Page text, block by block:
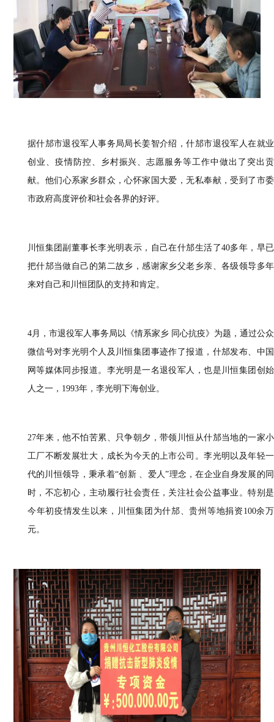
据什邡市退役军人事务局局长姜智介绍，什邡市退役军人在就业
创业、疫情防控、乡村振兴、志愿服务等工作中做出 了突出 贡
献。 他们 心系家乡群众，心怀家国大爱，无私奉献，受到 了 市委
市政府高度评价和社会各界的好评。
川恒集团副董事长李光明表示，自己在什邡生活了40多年，早已
把什邡当做自己的第二故乡，感谢家乡父老乡亲、各级领导多年
来对自己和川恒团队的支持和肯定。
4月，市退役军人事务局以《情系家乡 同心抗疫》为题，通过公众
微信号对李光明个人及川恒集团事迹作了报道 ，什邡发布、中国
网等媒体 同步报道。 李光明是一名退役军人，也是 川恒集团创始
人之一， 1993年， 李光明下海创业。
27年来，他不怕苦累、只争朝夕，带领川恒从什邡当地的一家小
工厂不断发展壮大， 成长为今天的上市公司。李光明以及年轻一
代的川恒领导，秉承着“创新 、爱人”理念，在企业自身发展的同
时，不忘初心，主动履行社会责任，关注社会公益事业。特别是
今年初疫情发生以来，川恒集团为什邡、贵州等地捐资100余万
元。